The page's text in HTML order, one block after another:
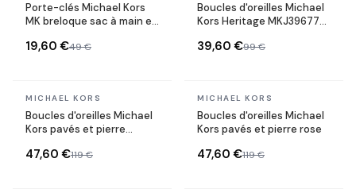
Porte-clés Michael Kors
MK breloque sac à main en
19,60 €49 €
Boucles d'oreilles Michael
Kors Heritage MKJ3967791
rose
39,60 €99 €
En stock
MICHAEL KORS
Boucles d'oreilles Michael
Kors pavés et pierre
47,60 €119 €
En stock
MICHAEL KORS
Boucles d'oreilles Michael
Kors pavés et pierre rose
47,60 €119 €